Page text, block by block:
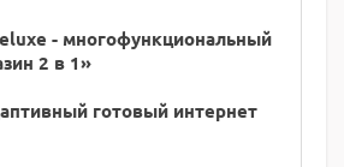
готовый интернет